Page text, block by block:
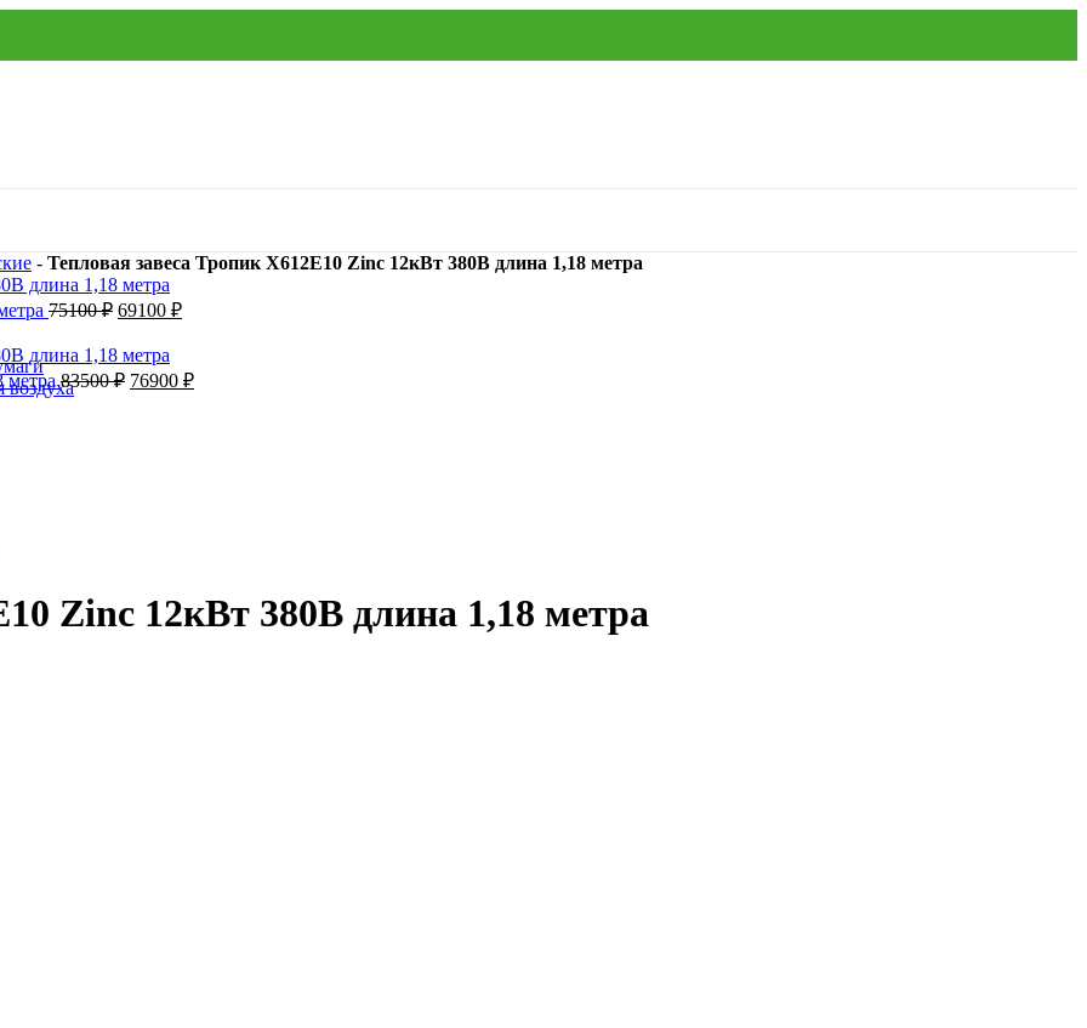
воздуха
- Тепловая завеса Тропик X612E10 Zinc 12кВт 380В длина 1,18 метра
75100₽ 69100 ₽
метра83500₽ 76900 ₽
Zinc 12кВт 380В длина 1,18 метра